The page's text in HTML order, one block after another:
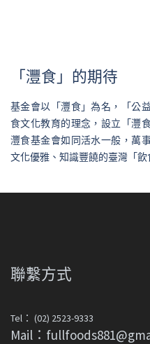
「灃食」的期待
基金會以「灃食」為名，「公
食文化教育的理念，設立「灃
灃食基金會如同活水一般，萬
文化優雅、知識豐饒的臺灣「飲
聯繫方式
Tel： (02) 2523-9333
Mail：